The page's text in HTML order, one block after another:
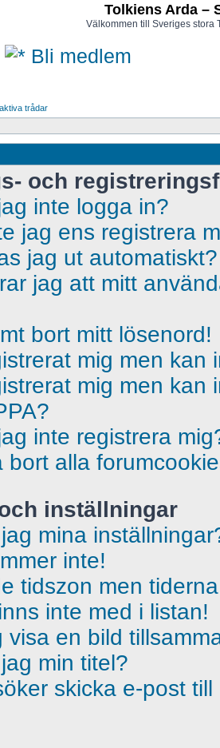
Tolkiens Arda –
Välkommen till Sveriges stora
Bli medlem
trådar
och
inte logga in?
jag ens registrera
jag ut automatiskt?
jag att mitt
bort mitt lösenord!
mig men kan
mig men kan
inte registrera
bort alla
inställningar
mina
inte!
tidszon men
inte med i listan!
visa en bild
min titel?
skicka e-post